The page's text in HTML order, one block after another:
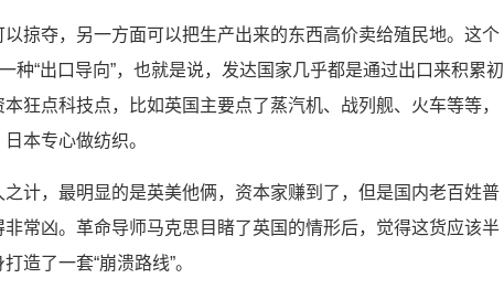
掠夺，另一方面可以把生产出来的东西高价卖给殖民地。这个
种“出口导向”，也就是说，发达国家几乎都是通过出口来积累初
狂点科技点，比如英国主要点了蒸汽机、战列舰、火车等等，
本专心做纺织。
计，最明显的是英美他俩，资本家赚到了，但是国内老百姓普
常凶。革命导师马克思目睹了英国的情形后，觉得这货应该半
造了一套“崩溃路线”。